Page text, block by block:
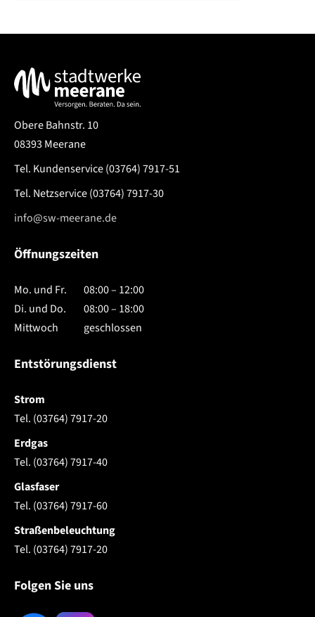
Service & Kontakt
Obere Bahnstr. 10
08393 Meerane
Tel. Kundenservice(03764) 7917-51
Tel. Netzservice(03764) 7917-30
info@sw-meerane.de
Öffnungszeiten
Mo. und Fr.
08:00 – 12:00
Di. und Do.
08:00 – 18:00
Mittwoch
geschlossen
Entstörungsdienst
Strom
Tel. (03764) 7917-20
Erdgas
Tel. (03764) 7917-40
Glasfaser
Tel. (03764) 7917-60
Straßenbeleuchtung
Tel. (03764) 7917-20
Folgen Sie uns